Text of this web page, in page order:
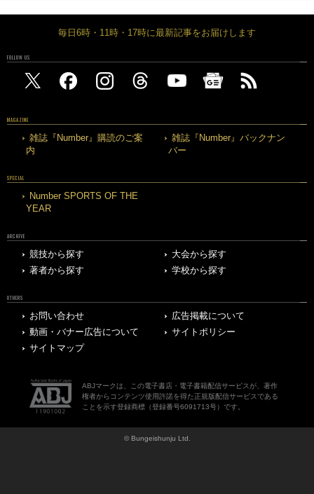
毎日6時・11時・17時に最新記事をお届けします
FOLLOW US
MAGAZINE
雑誌『Number』購読のご案
内
雑誌『Number』バックナン
バー
SPECIAL
Number SPORTS OF THE
YEAR
ARCHIVE
競技から探す
大会から探す
著者から探す
学校から探す
OTHERS
お問い合わせ
広告掲載について
動画・バナー広告について
サイトポリシー
サイトマップ
ABJマークは、この電子書店・電子書籍配信サービスが、著作
権者からコンテンツ使用許諾を得た正規版配信サービスである
ことを示す登録商標（登録番号6091713号）です。
© Bungeishunju Ltd.